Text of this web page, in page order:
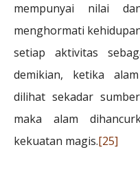
mempunyai nilai
menghormati
setiap aktivitas
demikian, ketika
dilihat sekadar
maka alam
kekuatan magis.[25]